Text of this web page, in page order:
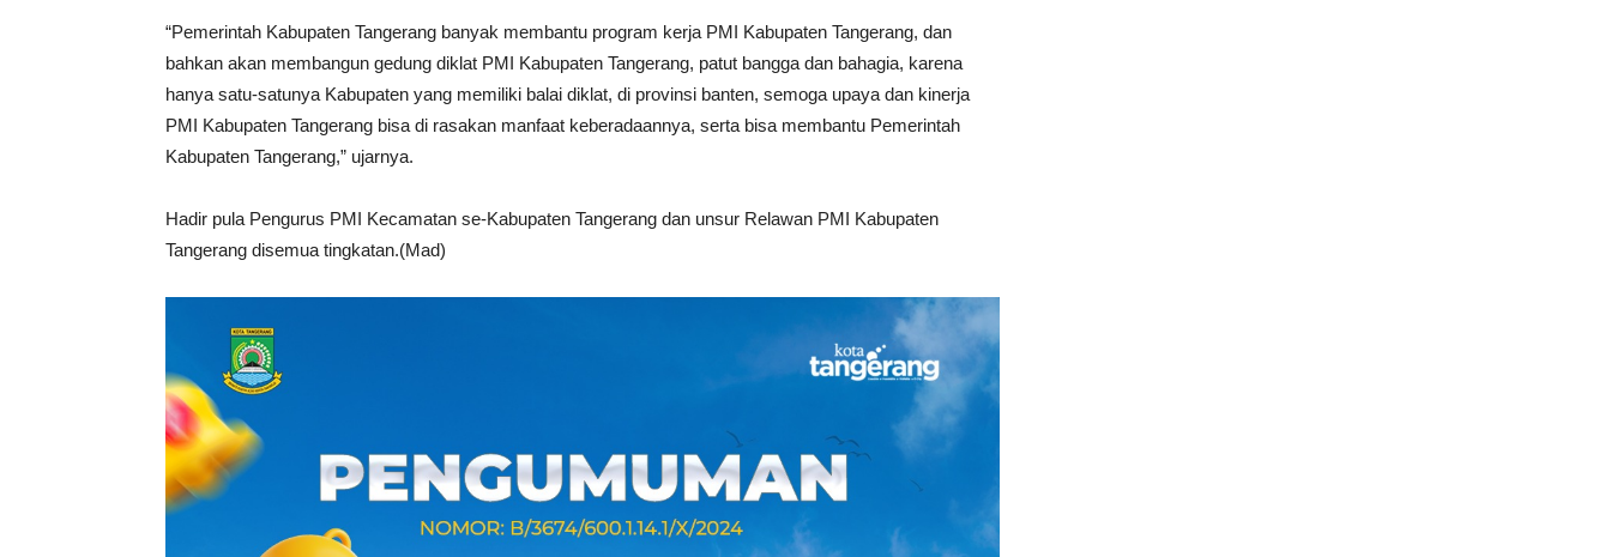
“Pemerintah Kabupaten Tangerang banyak membantu program kerja PMI Kabupaten Tangerang, dan
bahkan akan membangun gedung diklat PMI Kabupaten Tangerang, patut bangga dan bahagia, karena
hanya satu-satunya Kabupaten yang memiliki balai diklat, di provinsi banten, semoga upaya dan kinerja
PMI Kabupaten Tangerang bisa di rasakan manfaat keberadaannya, serta bisa membantu Pemerintah
Kabupaten Tangerang,” ujarnya.
Hadir pula Pengurus PMI Kecamatan se-Kabupaten Tangerang dan unsur Relawan PMI Kabupaten
Tangerang disemua tingkatan.(Mad)